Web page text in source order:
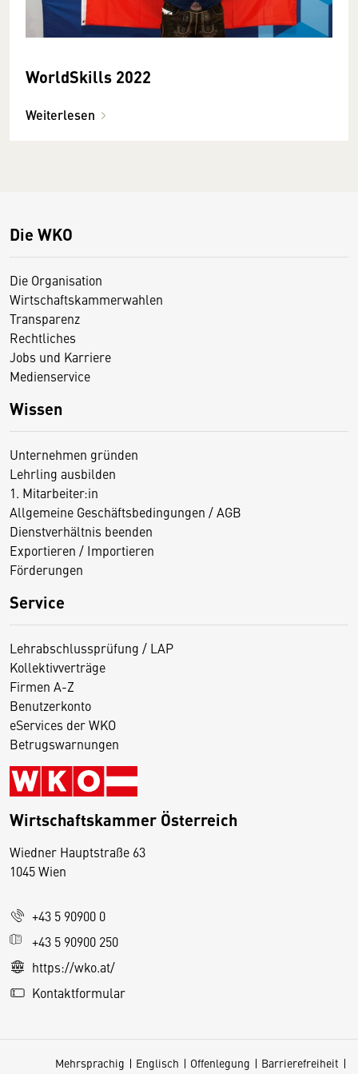
WorldSkills 2022
Weiterlesen
Die WKO
Die Organisation
Wirtschaftskammerwahlen
Transparenz
Rechtliches
Jobs und Karriere
Medienservice
Wissen
Unternehmen gründen
Lehrling ausbilden
1. Mitarbeiter:in
Allgemeine Geschäftsbedingungen / AGB
Dienstverhältnis beenden
Exportieren / Importieren
Förderungen
Service
Lehrabschlussprüfung / LAP
Kollektivverträge
Firmen A-Z
Benutzerkonto
eServices der WKO
Betrugswarnungen
Wirtschaftskammer Österreich
Wiedner Hauptstraße 63
1045 Wien
+43 5 90900 0
+43 5 90900 250
https://wko.at/
Kontaktformular
Mehrsprachig Englisch Offenlegung
Barrierefreiheit
D
s
e
S
e